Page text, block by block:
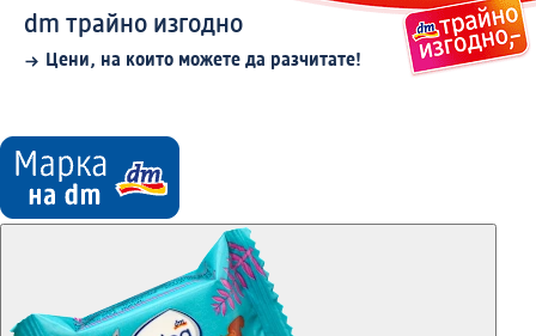
dm трайно изгодно
Цени, на които можете да разчитате!